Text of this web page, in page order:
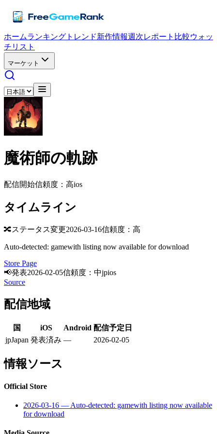
ホームランキング トレンド新作情報週次レポート 比較ウォッ
チリスト
マーケット
魔術師の軌跡
配信開始信頼度：高ios
タイムライン
🔀ステータス変更2026-03-16信頼度：高
Auto-detected: gamewith listing now available for download
Store Page
📢発表2026-02-05信頼度：中jpios
Source
配信地域
国 iOS Android 配信予定日
jpJapan 発表済み — 2026-02-05
情報ソース
Official Store
2026-03-16 — Auto-detected: gamewith listing now available
for download